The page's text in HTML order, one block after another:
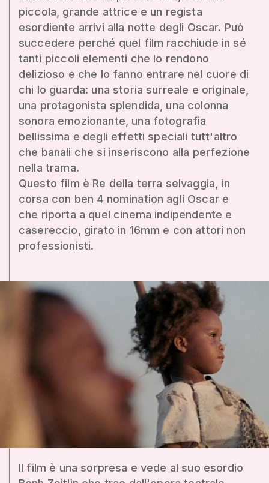
piccola, grande attrice e un regista
esordiente arrivi alla notte degli Oscar. Può
succedere perché quel film racchiude in sé
tanti piccoli elementi che lo rendono
delizioso e che lo fanno entrare nel cuore di
chi lo guarda: una storia surreale e originale,
una protagonista splendida, una colonna
sonora emozionante, una fotografia
bellissima e degli effetti speciali tutt'altro
che banali che si inseriscono alla perfezione
nella trama.
Questo film è Re della terra selvaggia, in
corsa con ben 4 nomination agli Oscar e
che riporta a quel cinema indipendente e
casereccio, girato in 16mm e con attori non
professionisti.
Il film è una sorpresa e vede al suo esordio